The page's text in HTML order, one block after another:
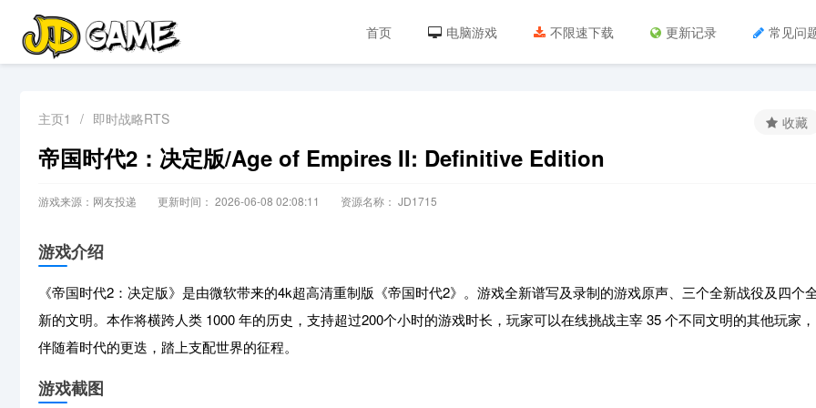
首页 电脑游戏 不限速下载 更新记录 常见问
主页1 / 即时战略RTS
帝国时代2：决定版/Age of Empires II: Definitive Edition
游戏来源：网友投递 更新时间： 2026-06-08 02:08:11 资源名称： JD1715
收藏
游戏介绍
《帝国时代2：决定版》是由微软带来的4k超高清重制版《帝国时代2》。游戏全新谱写及录制的游戏原声、三个全新战役及四个
新的文明。本作将横跨人类 1000 年的历史，支持超过200个小时的游戏时长，玩家可以在线挑战主宰 35 个不同文明的其他玩家，
伴随着时代的更迭，踏上支配世界的征程。
游戏截图